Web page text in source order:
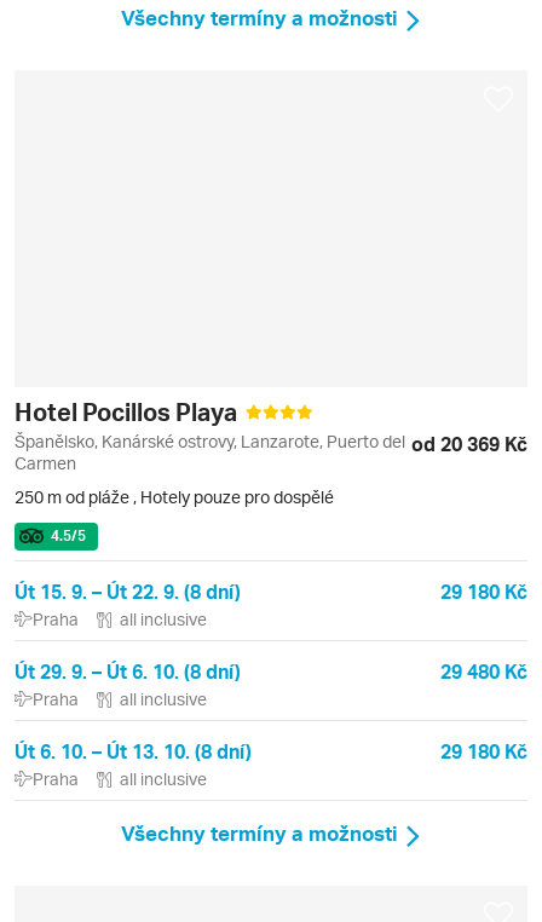
Všechny termíny a možnosti
Hotel Pocillos Playa
Španělsko, Kanárské ostrovy, Lanzarote, Puerto del
Carmen
od 20 369 Kč
250 m od pláže , Hotely pouze pro dospělé
4.5/5
Út 15. 9. – Út 22. 9. (8 dní) 29 180 Kč
Praha all inclusive
Út 29. 9. – Út 6. 10. (8 dní) 29 480 Kč
Praha all inclusive
Út 6. 10. – Út 13. 10. (8 dní) 29 180 Kč
Praha all inclusive
Všechny termíny a možnosti